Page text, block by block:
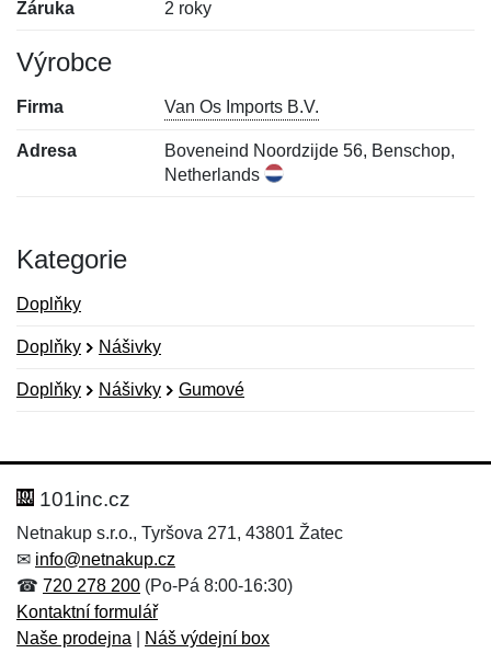
Záruka 2 roky
Výrobce
Firma Van Os Imports B.V.
Adresa
Boveneind Noordzijde 56, Benschop,
Netherlands
Kategorie
Doplňky
Doplňky Nášivky
Doplňky Nášivky Gumové
Hodnocení:
Jméno: *
Jméno:
E-mail:*
101inc.cz
Netnakup s.r.o., Tyršova 271, 43801 Žatec
✉ info@netnakup.cz
☎ 720 278 200 (Po-Pá 8:00-16:30)
Kontaktní formulář
Naše prodejna
Náš výdejní box